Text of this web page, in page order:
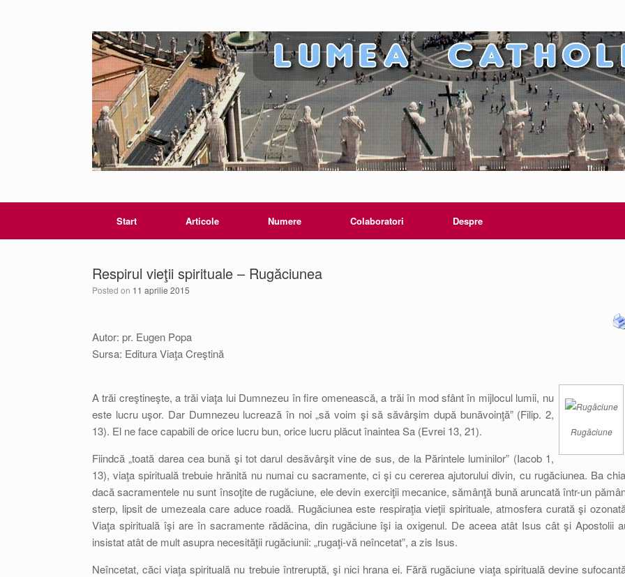
Start Articole Numere Colaboratori Despre
Respirul vieţii spirituale – Rugăciunea
Posted on 11 aprilie 2015
Autor: pr. Eugen Popa
Sursa: Editura Viaţa Creştină
Rugăciune
A trăi creştineşte, a trăi viaţa lui Dumnezeu în fire omenească, a trăi în mod sfânt în mijlocul lumii, nu
este lucru uşor. Dar Dumnezeu lucrează în noi „să voim şi să săvârşim după bunăvoinţă” (Filip. 2,
13). El ne face capabili de orice lucru bun, orice lucru plăcut înaintea Sa (Evrei 13, 21).
Fiindcă „toată darea cea bună şi tot darul desăvârşit vine de sus, de la Părintele luminilor” (Iacob 1,
13), viaţa spirituală trebuie hrănită nu numai cu sacramente, ci şi cu cererea ajutorului divin, cu rugăciunea. Ba
dacă sacramentele nu sunt însoţite de rugăciune, ele devin exerciţii mecanice, sămânţă bună aruncată într-un
sterp, lipsit de umezeala care aduce roadă. Rugăciunea este respiraţia vieţii spirituale, atmosfera curată şi
Viaţa spirituală îşi are în sacramente rădăcina, din rugăciune îşi ia oxigenul. De aceea atât Isus cât şi Apostolii
insistat atât de mult asupra necesităţii rugăciunii: „rugaţi-vă neîncetat”, a zis Isus.
Neîncetat, căci viaţa spirituală nu trebuie întreruptă, şi nici hrana ei. Fără rugăciune viaţa spirituală devine